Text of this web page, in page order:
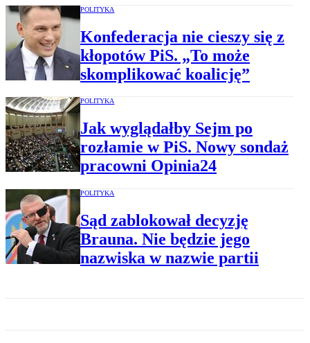
POLITYKA
Konfederacja nie cieszy się z
kłopotów PiS. „To może
skomplikować koalicję”
POLITYKA
Jak wyglądałby Sejm po
rozłamie w PiS. Nowy sondaż
pracowni Opinia24
POLITYKA
Sąd zablokował decyzję
Brauna. Nie będzie jego
nazwiska w nazwie partii